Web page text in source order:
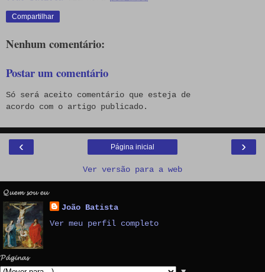
Compartilhar
Nenhum comentário:
Postar um comentário
Só será aceito comentário que esteja de
acordo com o artigo publicado.
‹ ›
Página inicial
Ver versão para a web
𝓠𝓾𝓮𝓶 𝓼𝓸𝓾 𝓮𝓾
João Batista
Ver meu perfil completo
𝓟𝓪́𝓰𝓲𝓷𝓪𝓼